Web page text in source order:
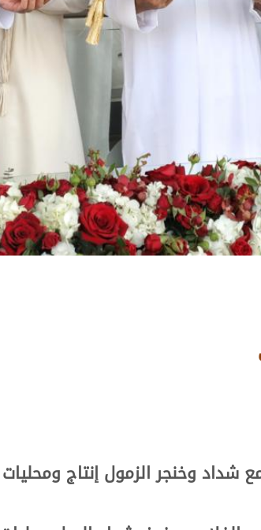
شداد وخنجر الزمول إنتاج ومحليات